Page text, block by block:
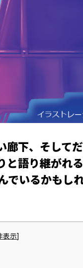
下、そして
と語り継がれ
でいるかもし
表示]